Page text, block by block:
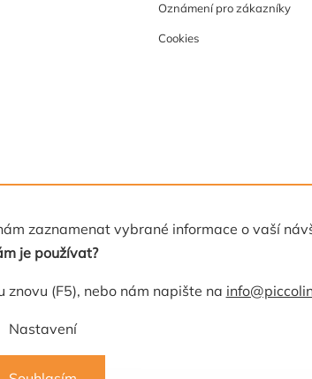
zaznamenat vybrané informace o vaší
je používat?
(F5), nebo nám napište na
Nastavení
Oznámení pro zákazníky
Cookies